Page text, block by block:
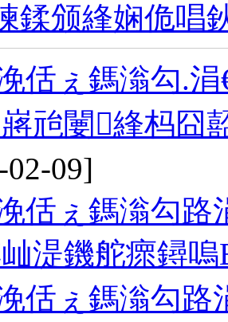
鍒颁綘娴佹唱
佸ぇ鎷滃勾.
兘闄綘杩囧
02-09]
佸ぇ鎷滃勾路
湜鐖舵瘝鐞
佸ぇ鎷滃勾路